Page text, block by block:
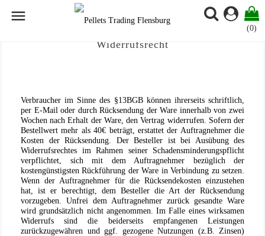

(0)
Widerrufsrecht
Verbraucher im Sinne des §13BGB können ihrerseits schriftlich,
per E-Mail oder durch Rücksendung der Ware innerhalb von zwei
Wochen nach Erhalt der Ware, den Vertrag widerrufen. Sofern der
Bestellwert mehr als 40€ beträgt, erstattet der Auftragnehmer die
Kosten der Rücksendung. Der Besteller ist bei Ausübung des
Widerrufsrechtes im Rahmen seiner Schadensminderungspflicht
verpflichtet, sich mit dem Auftragnehmer bezüglich der
kostengünstigsten Rückführung der Ware in Verbindung zu setzen.
Wenn der Auftragnehmer für die Rücksendekosten einzustehen
hat, ist er berechtigt, dem Besteller die Art der Rücksendung
vorzugeben. Unfrei dem Auftragnehmer zurück gesandte Ware
wird grundsätzlich nicht angenommen. Im Falle eines wirksamen
Widerrufs sind die beiderseits empfangenen Leistungen
zurückzugewähren und ggf. gezogene Nutzungen (z.B. Zinsen)